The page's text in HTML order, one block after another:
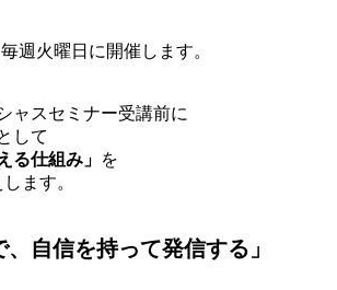
週火曜日に開催します。
ャスセミナー受講前に
して
る仕組み」 を
ます。
、自信を持って発信する」